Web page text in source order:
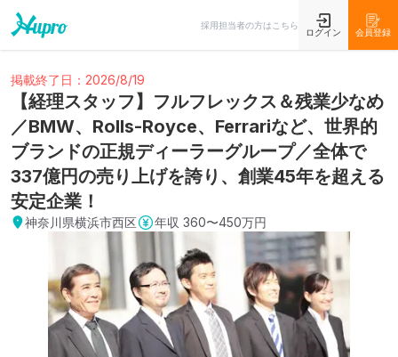
採用担当者の方はこちら
ログイン 会員登録
掲載終了日：2026/8/19
【経理スタッフ】フルフレックス＆残業少なめ
／BMW、Rolls-Royce、Ferrariなど、世界的
ブランドの正規ディーラーグループ／全体で
337億円の売り上げを誇り、創業45年を超える
安定企業！
神奈川県横浜市西区 年収 360〜450万円